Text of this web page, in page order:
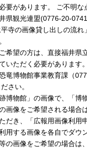
要があります。 ご不明な
県観光連盟(0776-20-
寺の画像貸し出しの流れ
希望の方は、直接福井県
いただく必要があります
竜博物館事業教育課（
さい。
博物館」の画像で、「博
画像をご希望される場合
だき、「広報用画像利用
用する画像を各自でダウ
の画像をご希望の場合は